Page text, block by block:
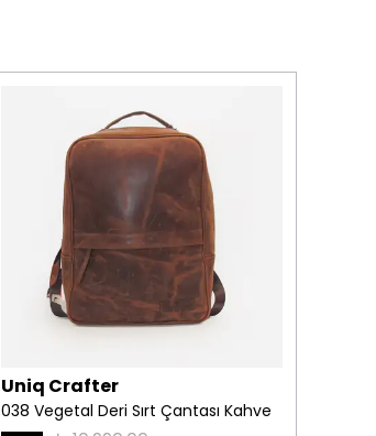
Uniq Crafter
038 Vegetal Deri Sırt Çantası Kahve